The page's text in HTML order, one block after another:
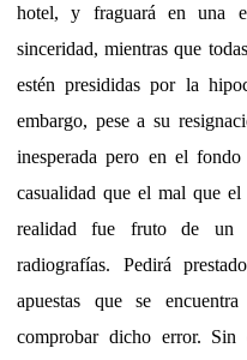
hotel, y fraguará en una
sinceridad, mientras que
estén presididas por la
embargo, pese a su
inesperada pero en el
casualidad que el mal que
realidad fue fruto de un
radiografías. Pedirá
apuestas que se
comprobar dicho error. Sin